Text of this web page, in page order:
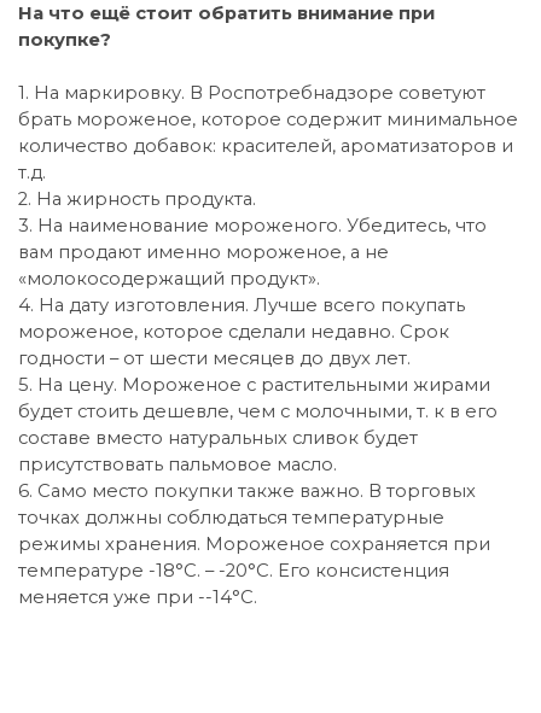
На что ещё стоит обратить внимание при
покупке?
1. На маркировку. В Роспотребнадзоре советуют
брать мороженое, которое содержит минимальное
количество добавок: красителей, ароматизаторов и
т.д.
2. На жирность продукта.
3. На наименование мороженого. Убедитесь, что
вам продают именно мороженое, а не
«молокосодержащий продукт».
4. На дату изготовления. Лучше всего покупать
мороженое, которое сделали недавно. Срок
годности – от шести месяцев до двух лет.
5. На цену. Мороженое с растительными жирами
будет стоить дешевле, чем с молочными, т. к в его
составе вместо натуральных сливок будет
присутствовать пальмовое масло.
6. Само место покупки также важно. В торговых
точках должны соблюдаться температурные
режимы хранения. Мороженое сохраняется при
температуре -18°С. – -20°С. Его консистенция
меняется уже при --14°С.